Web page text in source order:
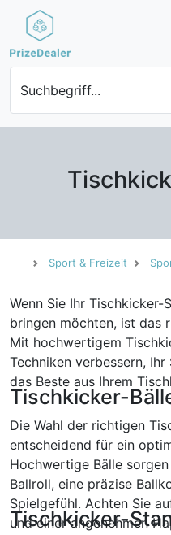
Suchbegriff...
Sport & Freizeit
Wenn Sie Ihr Tischkicker-
bringen möchten, ist das
Mit hochwertigem
Techniken verbessern,
das Beste aus Ihrem
Tischkicker-
Die Wahl der richtigen
entscheidend für ein
Hochwertige Bälle
Ballroll, eine präzise
Spielgefühl. Achten Sie
und einer angenehmen
Tischkicker-